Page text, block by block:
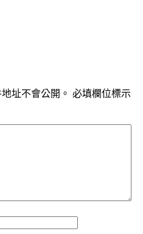
址不會公開。 必填欄位標示